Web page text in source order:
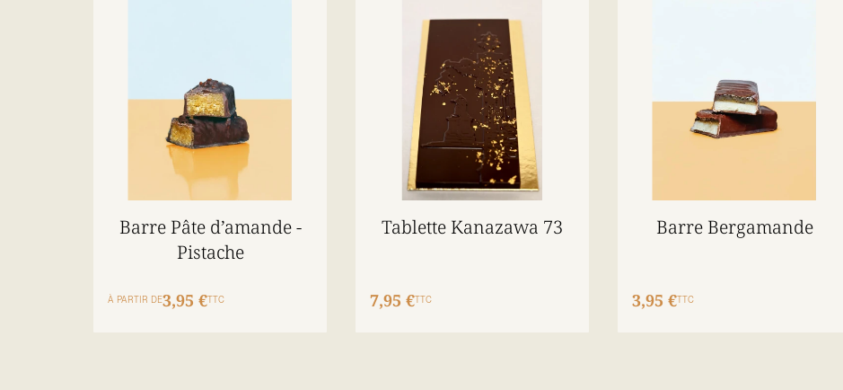
Barre Pâte d’amande -
Pistache
À PARTIR DE3,95 €TTC
Tablette Kanazawa 73
7,95 €TTC
Barre Bergamande
3,95 €TTC